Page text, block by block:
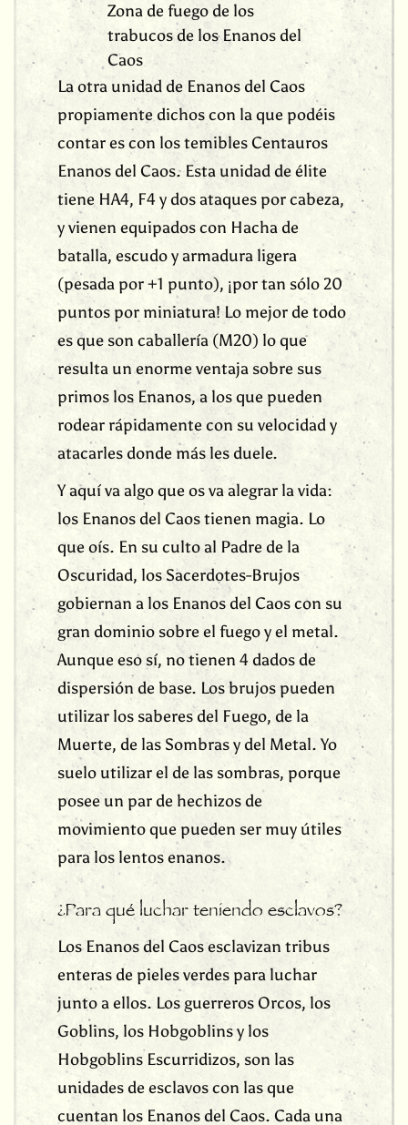
Zona de fuego de los
trabucos de los Enanos del
Caos
La otra unidad de Enanos del Caos
propiamente dichos con la que podéis
contar es con los temibles Centauros
Enanos del Caos. Esta unidad de élite
tiene HA4, F4 y dos ataques por cabeza,
y vienen equipados con Hacha de
batalla, escudo y armadura ligera
(pesada por +1 punto), ¡por tan sólo 20
puntos por miniatura! Lo mejor de todo
es que son caballería (M20) lo que
resulta un enorme ventaja sobre sus
primos los Enanos, a los que pueden
rodear rápidamente con su velocidad y
atacarles donde más les duele.
Y aquí va algo que os va alegrar la vida:
los Enanos del Caos tienen magia. Lo
que oís. En su culto al Padre de la
Oscuridad, los Sacerdotes-Brujos
gobiernan a los Enanos del Caos con su
gran dominio sobre el fuego y el metal.
Aunque eso sí, no tienen 4 dados de
dispersión de base. Los brujos pueden
utilizar los saberes del Fuego, de la
Muerte, de las Sombras y del Metal. Yo
suelo utilizar el de las sombras, porque
posee un par de hechizos de
movimiento que pueden ser muy útiles
para los lentos enanos.
¿Para qué luchar teniendo esclavos?
Los Enanos del Caos esclavizan tribus
enteras de pieles verdes para luchar
junto a ellos. Los guerreros Orcos, los
Goblins, los Hobgoblins y los
Hobgoblins Escurridizos, son las
unidades de esclavos con las que
cuentan los Enanos del Caos. Cada una